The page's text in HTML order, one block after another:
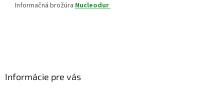
Informačná brožúra Nucleodur
Informácie pre vás